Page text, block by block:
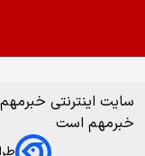
سایت اینترنتی
خبرمهم است